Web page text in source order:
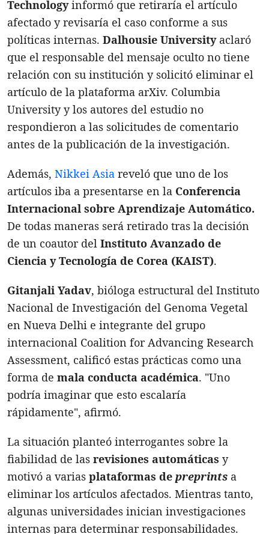
Technologyinformó que retiraría el artículo
afectado y revisaría el caso conforme a sus
políticas internas. Dalhousie Universityaclaró
que el responsable del mensaje oculto no tiene
relación con su institución y solicitó eliminar el
artículo de la plataforma arXiv. Columbia
University y los autores del estudio no
respondieron a las solicitudes de comentario
antes de la publicación de la investigación.
Además, Nikkei Asia reveló que uno de los
artículos iba a presentarse en la Conferencia
Internacional sobre Aprendizaje Automático.
De todas maneras será retirado tras la decisión
de un coautor del Instituto Avanzado de
Ciencia y Tecnología de Corea (KAIST).
Gitanjali Yadav, bióloga estructural del Instituto
Nacional de Investigación del Genoma Vegetal
en Nueva Delhi e integrante del grupo
internacional Coalition for Advancing Research
Assessment, calificó estas prácticas como una
forma de mala conducta académica. "Uno
podría imaginar que esto escalaría
rápidamente", afirmó.
La situación planteó interrogantes sobre la
fiabilidad de las revisiones automáticas y
motivó a varias plataformas de preprints a
eliminar los artículos afectados. Mientras tanto,
algunas universidades inician investigaciones
internas para determinar responsabilidades.